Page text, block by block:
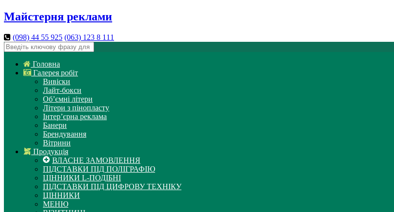
Майстерня реклами
(098) 44 55 925 (063) 123 8 111
Головна
Галерея робіт
Вивіски
Лайт-бокси
Об’ємні літери
Літери з пінопласту
Інтер’єрна реклама
Банери
Брендування
Вітрини
Продукція
ВЛАСНЕ ЗАМОВЛЕННЯ
ПІДСТАВКИ ПІД ПОЛІГРАФІЮ
ЦІННИКИ L-ПОДІБНІ
ПІДСТАВКИ ПІД ЦИФРОВУ ТЕХНІКУ
ЦІННИКИ
МЕНЮ